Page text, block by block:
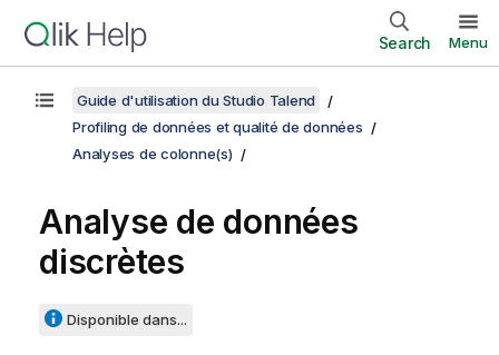
Search Menu
Guide d'utilisation du Studio Talend
Profiling de données et qualité de données
Analyses de colonne(s)
Analyse de données
discrètes
Disponible dans...